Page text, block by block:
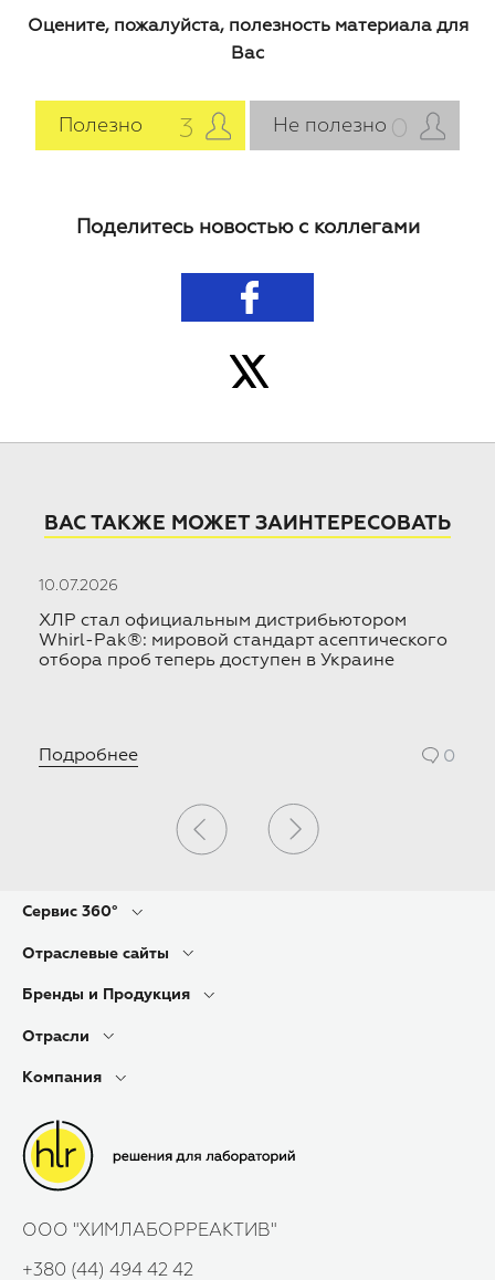
Оцените, пожалуйста, полезность материала для
Вас
Полезно 3 Не полезно 0
Поделитесь новостью с коллегами
ВАС ТАКЖЕ МОЖЕТ ЗАИНТЕРЕСОВАТЬ
10.07.2026
ХЛР стал официальным дистрибьютором
Whirl-Pak®: мировой стандарт асептического
отбора проб теперь доступен в Украине
Подробнее 0
Сервис 360°
Отраслевые сайты
Бренды и Продукция
Отрасли
Компания
ООО "ХИМЛАБОРРЕАКТИВ"
+380 (44) 494 42 42